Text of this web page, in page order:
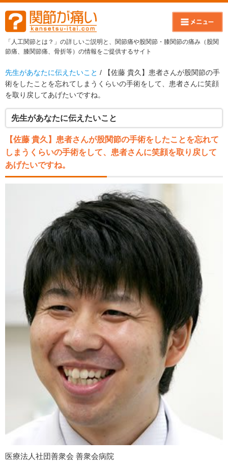
「人工関節とは？」の詳しいご説明と、関節痛や股関節・膝関節の痛み（股関
節痛、膝関節痛、骨折等）の情報をご提供するサイト
先生があなたに伝えたいこと / 【佐藤 貴久】患者さんが股関節の手
術をしたことを忘れてしまうくらいの手術をして、患者さんに笑顔
を取り戻してあげたいですね。
先生があなたに伝えたいこと
【佐藤 貴久】患者さんが股関節の手術をしたことを忘れて
しまうくらいの手術をして、患者さんに笑顔を取り戻して
あげたいですね。
医療法人社団善衆会 善衆会病院